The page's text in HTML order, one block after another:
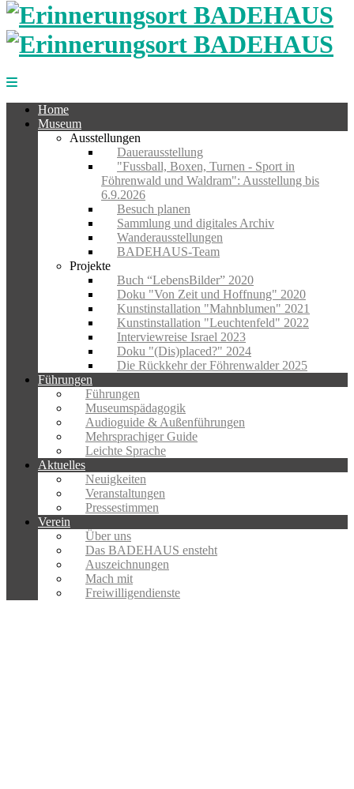
Home
Museum
Ausstellungen
Dauerausstellung
"Fussball, Boxen, Turnen - Sport in
Föhrenwald und Waldram": Ausstellung bis
6.9.2026
Besuch planen
Sammlung und digitales Archiv
Wanderausstellungen
BADEHAUS-Team
Projekte
Buch “LebensBilder” 2020
Doku "Von Zeit und Hoffnung" 2020
Kunstinstallation "Mahnblumen" 2021
Kunstinstallation "Leuchtenfeld" 2022
Interviewreise Israel 2023
Doku "(Dis)placed?" 2024
Die Rückkehr der Föhrenwalder 2025
Führungen
Führungen
Museumspädagogik
Audioguide & Außenführungen
Mehrsprachiger Guide
Leichte Sprache
Aktuelles
Neuigkeiten
Veranstaltungen
Pressestimmen
Verein
Über uns
Das BADEHAUS ensteht
Auszeichnungen
Mach mit
Freiwilligendienste